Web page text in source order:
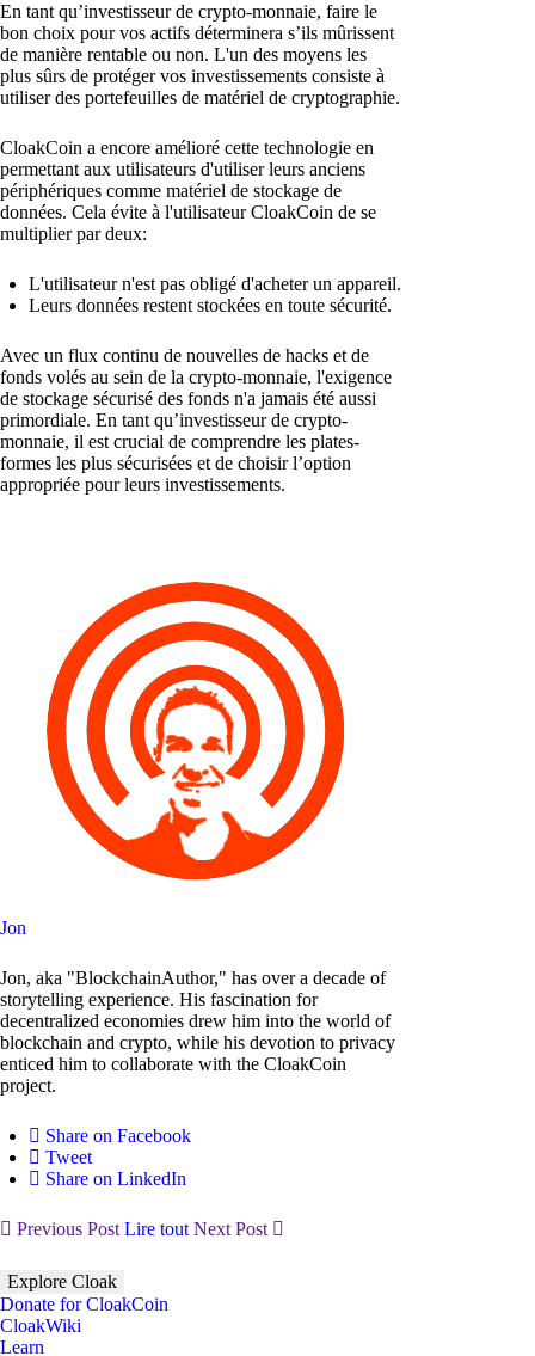
En tant qu’investisseur de crypto-monnaie, faire le
bon choix pour vos actifs déterminera s’ils mûrissent
de manière rentable ou non. L'un des moyens les
plus sûrs de protéger vos investissements consiste à
utiliser des portefeuilles de matériel de cryptographie.
CloakCoin a encore amélioré cette technologie en
permettant aux utilisateurs d'utiliser leurs anciens
périphériques comme matériel de stockage de
données. Cela évite à l'utilisateur CloakCoin de se
multiplier par deux:
L'utilisateur n'est pas obligé d'acheter un appareil.
Leurs données restent stockées en toute sécurité.
Avec un flux continu de nouvelles de hacks et de
fonds volés au sein de la crypto-monnaie, l'exigence
de stockage sécurisé des fonds n'a jamais été aussi
primordiale. En tant qu’investisseur de crypto-
monnaie, il est crucial de comprendre les plates-
formes les plus sécurisées et de choisir l’option
appropriée pour leurs investissements.
Jon
Jon, aka "BlockchainAuthor," has over a decade of
storytelling experience. His fascination for
decentralized economies drew him into the world of
blockchain and crypto, while his devotion to privacy
enticed him to collaborate with the CloakCoin
project.
Share on Facebook
Tweet
Share on LinkedIn
Previous PostLire tout Next Post
Explore Cloak
Donate for CloakCoin
CloakWiki
Learn